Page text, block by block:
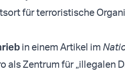
für terroristische
in einem Artikel im
als Zentrum für „illegalen